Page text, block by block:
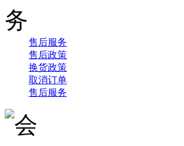
售后服务
售后政策
换货政策
取消订单
售后服务